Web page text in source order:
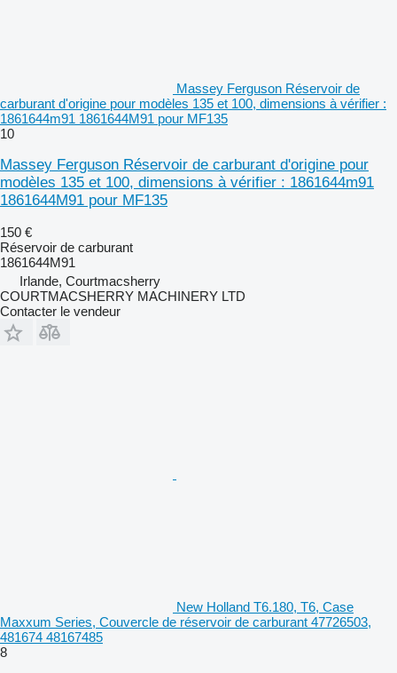
Massey Ferguson Réservoir de
carburant d'origine pour modèles 135 et 100, dimensions à vérifier :
1861644m91 1861644M91 pour MF135
10
Massey Ferguson Réservoir de carburant d'origine pour
modèles 135 et 100, dimensions à vérifier : 1861644m91
1861644M91 pour MF135
150 €
Réservoir de carburant
1861644M91
Irlande, Courtmacsherry
COURTMACSHERRY MACHINERY LTD
Contacter le vendeur
New Holland T6.180, T6, Case
Maxxum Series, Couvercle de réservoir de carburant 47726503,
481674 48167485
8